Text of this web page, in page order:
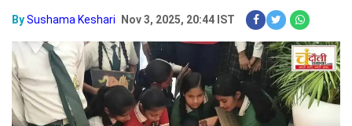
BySushama Keshari Nov 3, 2025, 20:44 IST